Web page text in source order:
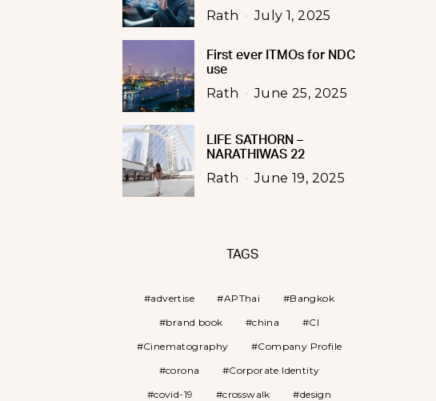
Rath July 1, 2025
First ever ITMOs for NDC
use
Rath June 25, 2025
LIFE SATHORN –
NARATHIWAS 22
Rath June 19, 2025
TAGS
advertise APThai
Bangkok
brand book
china
CI
Cinematography
Company Profile
corona
Corporate Identity
covid-19
crosswalk
design